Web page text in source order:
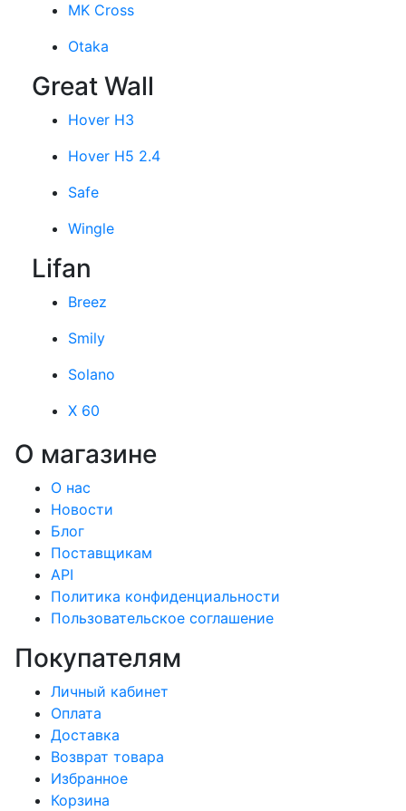
MK Cross
Otaka
Great Wall
Hover H3
Hover H5 2.4
Safe
Wingle
Lifan
Breez
Smily
Solano
X 60
О магазине
О нас
Новости
Блог
Поставщикам
API
Политика конфиденциальности
Пользовательское соглашение
Покупателям
Личный кабинет
Оплата
Доставка
Возврат товара
Избранное
Корзина